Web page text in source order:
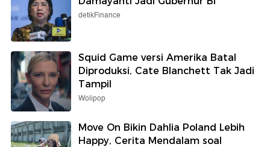
detikFinance
Squid Game versi Amerika Batal
Diproduksi, Cate Blanchett Tak Jadi
Tampil
Wolipop
Move On Bikin Dahlia Poland Lebih
Happy, Cerita Mendalam soal